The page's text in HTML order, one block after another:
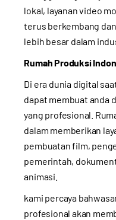
lokal, layanan video
terus berkembang
lebih besar dalam
Rumah Produksi
Di era dunia digital
dapat membuat anda
yang profesional.
dalam memberikan
pembuatan film,
pemerintah,
animasi.
kami percaya
profesional akan